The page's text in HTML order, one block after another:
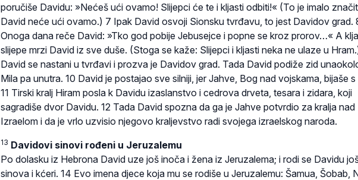
poručiše Davidu: »Nećeš ući ovamo! Slijepci će te i kljasti odbiti!« (To je imalo
David neće ući ovamo.) 7 Ipak David osvoji Sionsku tvrđavu, to jest Davidov grad.
Onoga dana reče David: »Tko god pobije Jebusejce i popne se kroz prorov…« A
slijepe mrzi David iz sve duše. (Stoga se kaže: Slijepci i kljasti neka ne ulaze u
David se nastani u tvrđavi i prozva je Davidov grad. Tada David podiže zid
Mila pa unutra. 10 David je postajao sve silniji, jer Jahve, Bog nad vojskama, bijaše s
11 Tirski kralj Hiram posla k Davidu izaslanstvo i cedrova drveta, tesara i zidara, koji
sagradiše dvor Davidu. 12 Tada David spozna da ga je Jahve potvrdio za kralja nad
Izraelom i da je vrlo uzvisio njegovo kraljevstvo radi svojega izraelskog naroda.
13 Davidovi sinovi rođeni u Jeruzalemu
Po dolasku iz Hebrona David uze još inoča i žena iz Jeruzalema; i rodi se Davidu
sinova i kćeri. 14 Evo imena djece koja mu se rodiše u Jeruzalemu: Šamua, Šobab,